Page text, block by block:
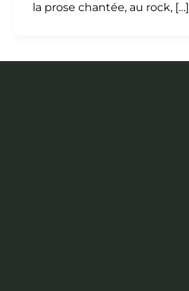
la prose chantée, au rock, […]